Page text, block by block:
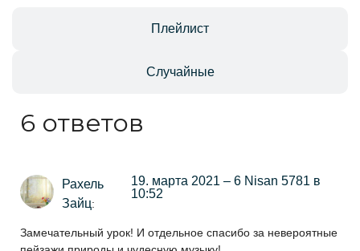
Плейлист
Случайные
6 ответов
Рахель
Зайц:
19. марта 2021 – 6 Nisan 5781 в
10:52
Замечательный урок! И отдельное спасибо за невероятные